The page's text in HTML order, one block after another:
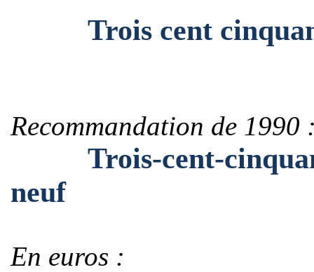
Trois cent
Recommandation de 1990
Trois-cent-
neuf
En euros :